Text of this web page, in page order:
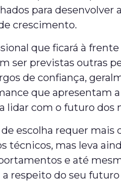
para desenvolver
crescimento.
que ficará à frente
ser previstas outras
de confiança,
que apresentam
lidar com o futuro dos
de escolha requer mais
técnicos, mas leva
e até
a respeito do seu